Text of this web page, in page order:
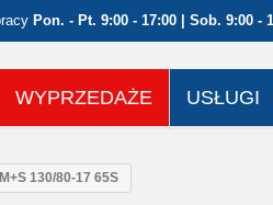
Pon. - Pt. 9:00 - 17:00 | Sob. 9:00 -
WYPRZEDAŻE USŁUGI
130/80-17 65S